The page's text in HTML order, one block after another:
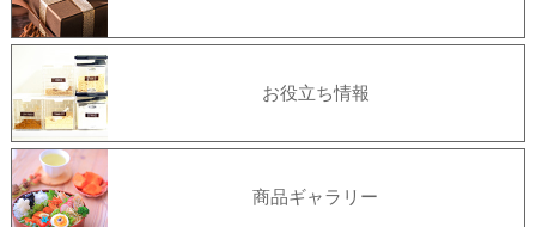
お役立ち情報
商品ギャラリー